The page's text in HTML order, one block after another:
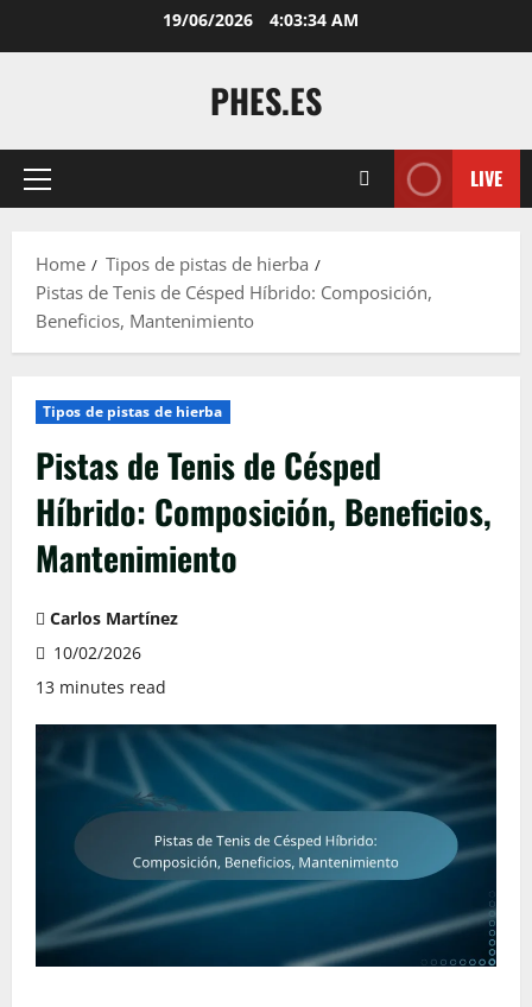
19/06/2026 4:03:35 AM
PHES.ES
Primary
LIVE
Home
Tipos de pistas de hierba
Pistas de Tenis de Césped Híbrido: Composición,
Beneficios, Mantenimiento
Tipos de pistas de hierba
Pistas de Tenis de Césped
Híbrido: Composición, Beneficios,
Mantenimiento
Carlos Martínez
10/02/2026
13 minutes read